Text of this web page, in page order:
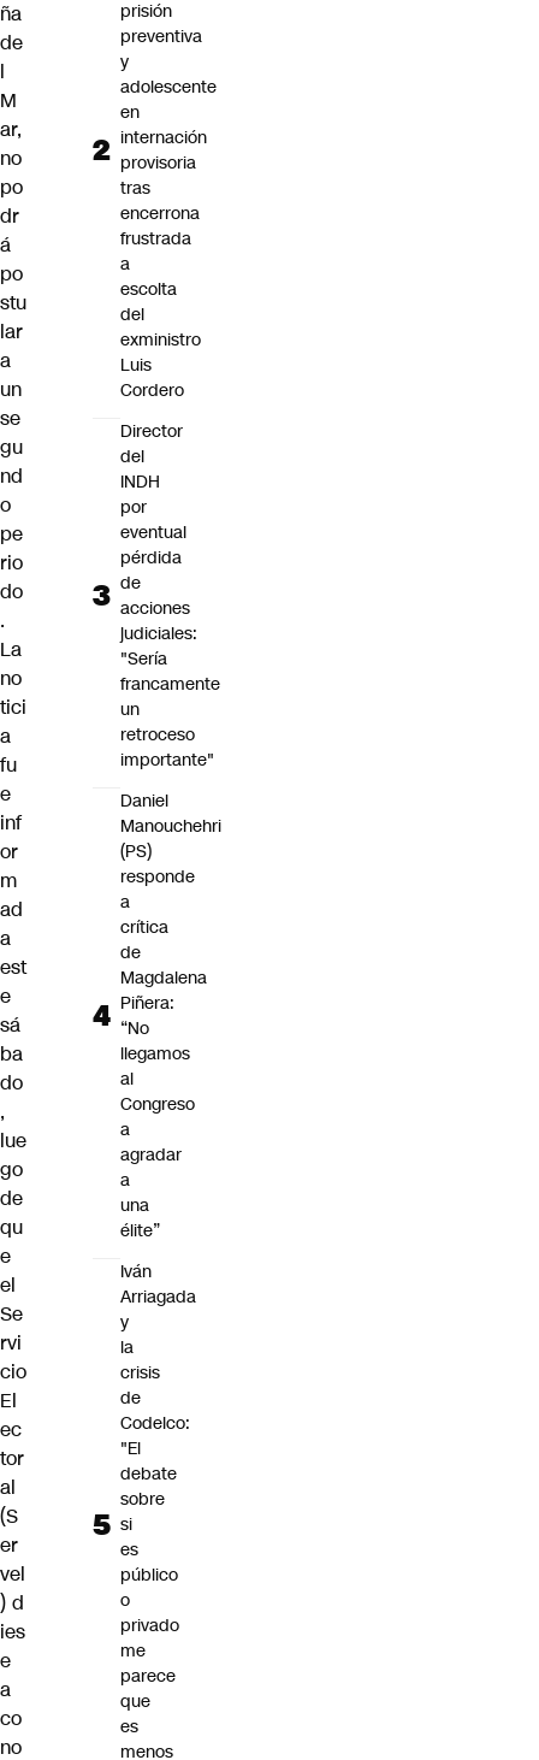
ña
de
l
M
ar,
no
po
dr
á
po
stu
lar
a
un
se
gu
nd
o
pe
rio
do
.
La
no
tici
a
fu
e
inf
or
m
ad
a
est
e
sá
ba
do
,
lue
go
de
qu
e
el
Se
rvi
cio
El
ec
tor
al
(S
er
vel
) d
ies
e
a
co
no
prisión
preventiva
y
adolescente
en
internación
provisoria
tras
encerrona
frustrada
a
escolta
del
exministro
Luis
Cordero
Director
del
INDH
por
eventual
pérdida
de
acciones
judiciales:
"Sería
francamente
un
retroceso
importante"
Daniel
Manouchehri
(PS)
responde
a
crítica
de
Magdalena
Piñera:
“No
llegamos
al
Congreso
a
agradar
a
una
élite”
Iván
Arriagada
y
la
crisis
de
Codelco:
"El
debate
sobre
si
es
público
o
privado
me
parece
que
es
menos